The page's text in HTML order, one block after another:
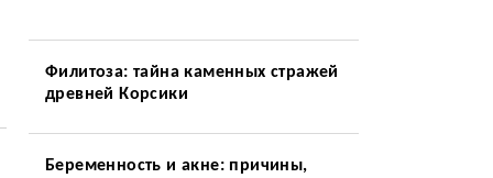
Филитоза: тайна каменных стражей
древней Корсики
Беременность и акне: причины,